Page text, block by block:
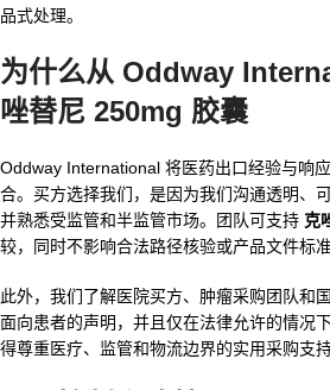
品式处理。
为什么从 Oddway
唑替尼 250mg 胶囊
Oddway International 将医药出口经验与响
合。买方选择我们，是因为我们沟通透明、
并熟悉受监管和半监管市场。团队可支持 克
较，同时不影响合法路径核验或产品文件标准
此外，我们了解医院买方、肿瘤采购团队和
面向患者的声明，并且仅在法律允许的情况
得尊重医疗、监管和物流边界的实用采购支持